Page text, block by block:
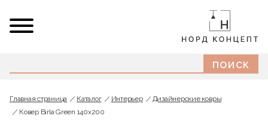
Главная страница Каталог Интерьер
Дизайнерские ковры
Ковер Birla Green 140x200